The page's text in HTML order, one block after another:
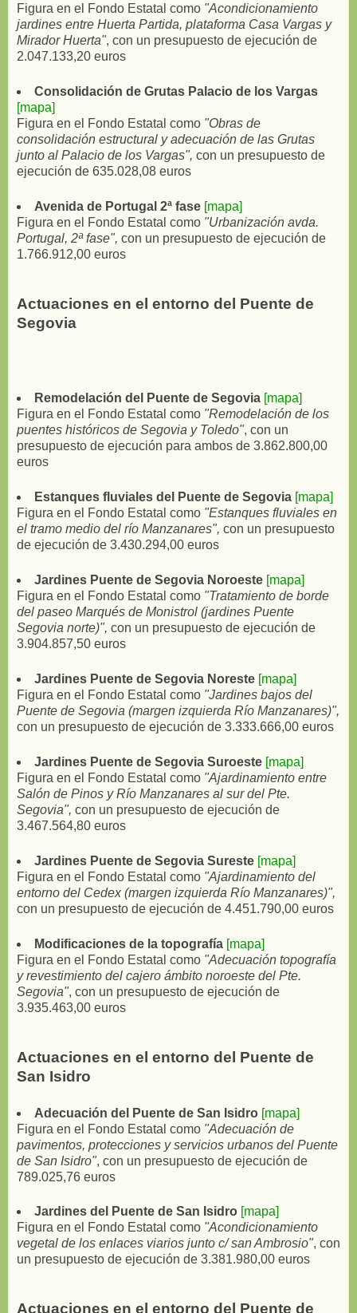
Figura en el Fondo Estatal como "Acondicionamiento
jardines entre Huerta Partida, plataforma Casa Vargas y
Mirador Huerta", con un presupuesto de ejecución de
2.047.133,20 euros
Consolidación de Grutas Palacio de los Vargas
[mapa]
Figura en el Fondo Estatal como "Obras de
consolidación estructural y adecuación de las Grutas
junto al Palacio de los Vargas", con un presupuesto de
ejecución de 635.028,08 euros
Avenida de Portugal 2ª fase [mapa]
Figura en el Fondo Estatal como "Urbanización avda.
Portugal, 2ª fase", con un presupuesto de ejecución de
1.766.912,00 euros
Actuaciones en el entorno del Puente de
Segovia
Remodelación del Puente de Segovia [mapa]
Figura en el Fondo Estatal como "Remodelación de los
puentes históricos de Segovia y Toledo", con un
presupuesto de ejecución para ambos de 3.862.800,00
euros
Estanques fluviales del Puente de Segovia [mapa]
Figura en el Fondo Estatal como "Estanques fluviales en
el tramo medio del río Manzanares", con un presupuesto
de ejecución de 3.430.294,00 euros
Jardines Puente de Segovia Noroeste [mapa]
Figura en el Fondo Estatal como "Tratamiento de borde
del paseo Marqués de Monistrol (jardines Puente
Segovia norte)", con un presupuesto de ejecución de
3.904.857,50 euros
Jardines Puente de Segovia Noreste [mapa]
Figura en el Fondo Estatal como "Jardines bajos del
Puente de Segovia (margen izquierda Río Manzanares)",
con un presupuesto de ejecución de 3.333.666,00 euros
Jardines Puente de Segovia Suroeste [mapa]
Figura en el Fondo Estatal como "Ajardinamiento entre
Salón de Pinos y Río Manzanares al sur del Pte.
Segovia", con un presupuesto de ejecución de
3.467.564,80 euros
Jardines Puente de Segovia Sureste [mapa]
Figura en el Fondo Estatal como "Ajardinamiento del
entorno del Cedex (margen izquierda Río Manzanares)",
con un presupuesto de ejecución de 4.451.790,00 euros
Modificaciones de la topografía [mapa]
Figura en el Fondo Estatal como "Adecuación topografía
y revestimiento del cajero ámbito noroeste del Pte.
Segovia", con un presupuesto de ejecución de
3.935.463,00 euros
Actuaciones en el entorno del Puente de
San Isidro
Adecuación del Puente de San Isidro [mapa]
Figura en el Fondo Estatal como "Adecuación de
pavimentos, protecciones y servicios urbanos del Puente
de San Isidro", con un presupuesto de ejecución de
789.025,76 euros
Jardines del Puente de San Isidro [mapa]
Figura en el Fondo Estatal como "Acondicionamiento
vegetal de los enlaces viarios junto c/ san Ambrosio", con
un presupuesto de ejecución de 3.381.980,00 euros
Actuaciones en el entorno del Puente de